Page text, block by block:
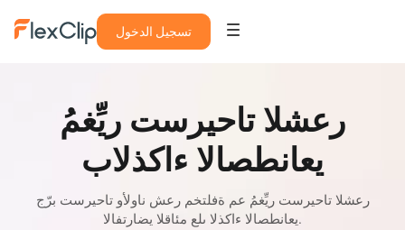
تسجيل الدخول
مُغيِّر تسريحات الشعر
بالذكاء الاصطناعي
جرّب تسريحات وألوان شعر مختلفة مع مُغيِّر تسريحات الشعر
الافتراضي القائم على الذكاء الاصطناعي.